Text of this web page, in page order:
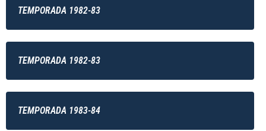
TEMPORADA 1982-83
TEMPORADA 1982-83
TEMPORADA 1983-84